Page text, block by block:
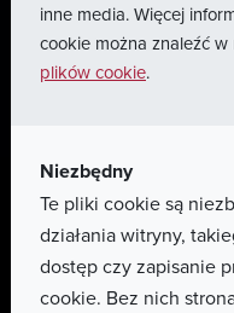
inne media. Więcej
cookie można znaleźć w
plików cookie.
Niezbędny
Te pliki cookie są
działania witryny,
dostęp czy zapisanie
cookie. Bez nich